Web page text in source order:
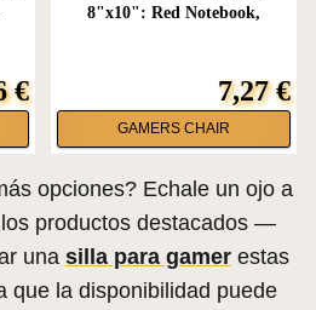
€
8"x10": Red Notebook,
7,27 €
GAMERS CHAIR
opciones? Echale un ojo a
productos destacados —
una silla para gamer estas
la disponibilidad puede